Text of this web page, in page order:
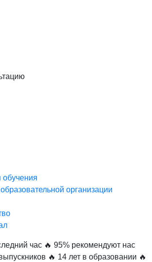
организации
час 🔥 95% рекомендуют нас
🔥 14 лет в образовании 🔥